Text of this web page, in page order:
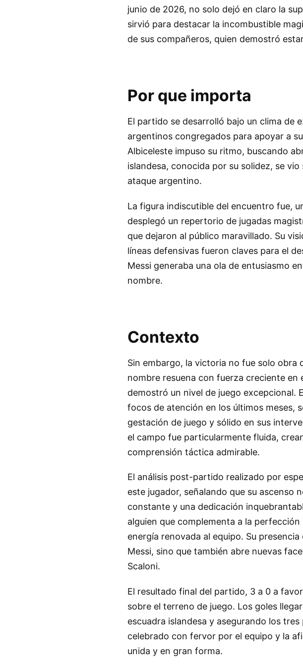
junio de 2026, no solo dejó en claro la
sirvió para destacar la incombustible
de sus compañeros, quien demostró
Por que importa
El partido se desarrolló bajo un clima de
argentinos congregados para apoyar a
Albiceleste impuso su ritmo, buscando
islandesa, conocida por su solidez, se
ataque argentino.
La figura indiscutible del encuentro fue,
desplegó un repertorio de jugadas
que dejaron al público maravillado. Su
líneas defensivas fueron claves para el
Messi generaba una ola de entusiasmo
nombre.
Contexto
Sin embargo, la victoria no fue solo obra
nombre resuena con fuerza creciente
demostró un nivel de juego excepcional.
focos de atención en los últimos meses,
gestación de juego y sólido en sus
el campo fue particularmente fluida,
comprensión táctica admirable.
El análisis post-partido realizado por
este jugador, señalando que su ascenso
constante y una dedicación
alguien que complementa a la
energía renovada al equipo. Su
Messi, sino que también abre nuevas
Scaloni.
El resultado final del partido, 3 a 0 a
sobre el terreno de juego. Los goles
escuadra islandesa y asegurando los
celebrado con fervor por el equipo y la
unida y en gran forma.